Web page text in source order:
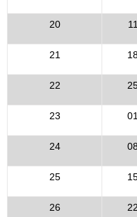
20
21
22
23
24
25
26